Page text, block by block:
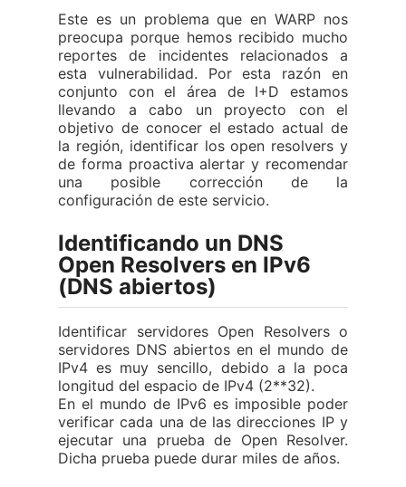
Este es un problema que en WARP nos
preocupa porque hemos recibido mucho
reportes de incidentes relacionados a
esta vulnerabilidad. Por esta razón en
conjunto con el área de I+D estamos
llevando a cabo un proyecto con el
objetivo de conocer el estado actual de
la región, identificar los open resolvers y
de forma proactiva alertar y recomendar
una posible corrección de la
configuración de este servicio.
Identificando un DNS
Open Resolvers en IPv6
(DNS abiertos)
Identificar servidores Open Resolvers o
servidores DNS abiertos en el mundo de
IPv4 es muy sencillo, debido a la poca
longitud del espacio de IPv4 (2**32).
En el mundo de IPv6 es imposible poder
verificar cada una de las direcciones IP y
ejecutar una prueba de Open Resolver.
Dicha prueba puede durar miles de años.